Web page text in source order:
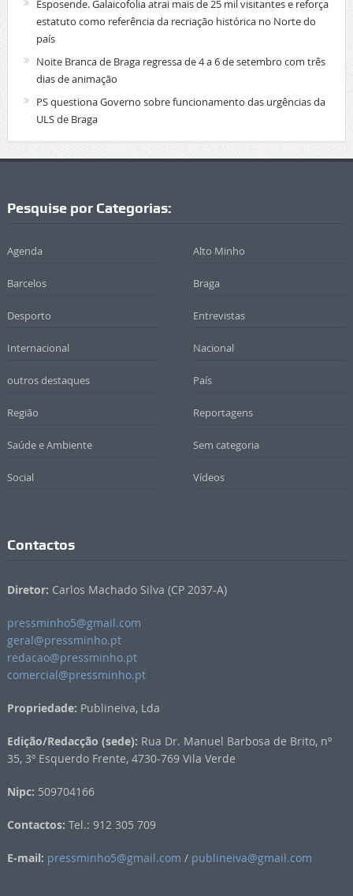
Esposende. Galaicofolia atrai mais de 25 mil visitantes e reforça
estatuto como referência da recriação histórica no Norte do
país
Noite Branca de Braga regressa de 4 a 6 de setembro com três
dias de animação
PS questiona Governo sobre funcionamento das urgências da
ULS de Braga
Pesquise por Categorias:
Agenda Alto Minho
Barcelos Braga
Desporto Entrevistas
Internacional Nacional
outros destaques País
Região Reportagens
Saúde e Ambiente Sem categoria
Social Vídeos
Contactos
Diretor: Carlos Machado Silva (CP 2037-A)
pressminho5@gmail.com
geral@pressminho.pt
redacao@pressminho.pt
comercial@pressminho.pt
Propriedade: Publineiva, Lda
Edição/Redacção (sede): Rua Dr. Manuel Barbosa de Brito, nº
35, 3º Esquerdo Frente, 4730-769 Vila Verde
Nipc: 509704166
Contactos: Tel.: 912 305 709
E-mail: pressminho5@gmail.com / publineiva@gmail.com